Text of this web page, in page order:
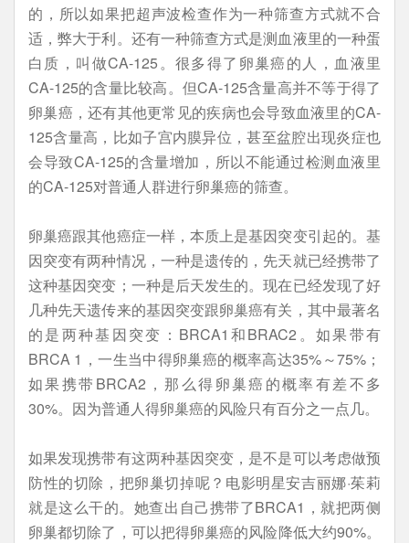
的，所以如果把超声波检查作为一种筛查方式就不合
适，弊大于利。还有一种筛查方式是测血液里的一种蛋
白质，叫做CA-125。很多得了卵巢癌的人，血液里
CA-125的含量比较高。但CA-125含量高并不等于得了
卵巢癌，还有其他更常见的疾病也会导致血液里的CA-
125含量高，比如子宫内膜异位，甚至盆腔出现炎症也
会导致CA-125的含量增加，所以不能通过检测血液里
的CA-125对普通人群进行卵巢癌的筛查。
卵巢癌跟其他癌症一样，本质上是基因突变引起的。基
因突变有两种情况，一种是遗传的，先天就已经携带了
这种基因突变；一种是后天发生的。现在已经发现了好
几种先天遗传来的基因突变跟卵巢癌有关，其中最著名
的是两种基因突变：BRCA1和BRAC2。如果带有
BRCA 1，一生当中得卵巢癌的概率高达35%～75%；
如果携带BRCA2，那么得卵巢癌的概率有差不多
30%。因为普通人得卵巢癌的风险只有百分之一点几。
如果发现携带有这两种基因突变，是不是可以考虑做预
防性的切除，把卵巢切掉呢？电影明星安吉丽娜·茱莉
就是这么干的。她查出自己携带了BRCA1，就把两侧
卵巢都切除了，可以把得卵巢癌的风险降低大约90%。